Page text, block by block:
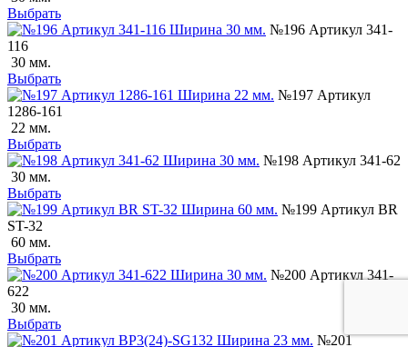
Выбрать
№196 Артикул 341-
116
30 мм.
Выбрать
№197 Артикул
1286-161
22 мм.
Выбрать
№198 Артикул 341-62
30 мм.
Выбрать
№199 Артикул BR
ST-32
60 мм.
Выбрать
№200 Артикул 341-
622
30 мм.
Выбрать
№201